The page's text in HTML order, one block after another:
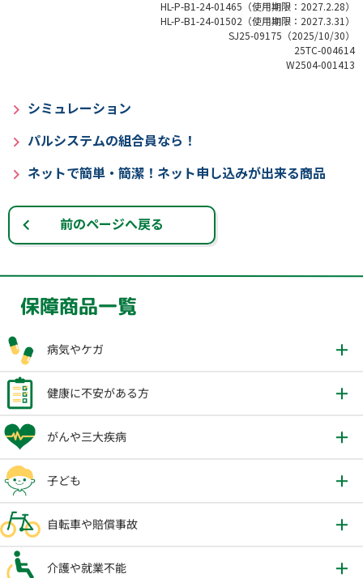
HL-P-B1-24-01465（使用期限：2027.2.28）
HL-P-B1-24-01502（使用期限：2027.3.31）
SJ25-09175（2025/10/30）
25TC-004614
W2504-001413
シミュレーション
パルシステムの組合員なら！
ネットで簡単・簡潔！ネット申し込みが出来る商品
前のページへ戻る
保障商品一覧
病気やケガ
健康に不安がある方
がんや三大疾病
子ども
自転車や賠償事故
介護や就業不能